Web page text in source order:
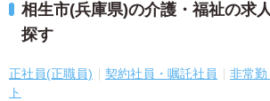
相生市(兵庫県)の介護・福祉の求
探す
正社員(正職員) 契約社員・嘱託社員
非常勤
ト